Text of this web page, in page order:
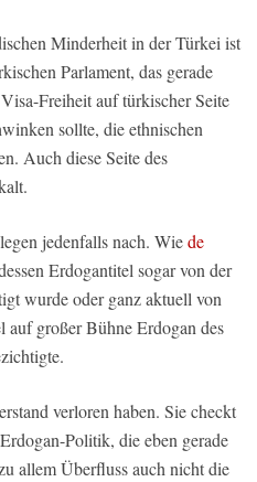
Minderheit in der Türkei ist
Parlament, das gerade
Freiheit auf türkischer Seite
sollte, die ethnischen
Auch diese Seite des
jedenfalls nach. Wiede
Erdogantitel sogar von der
wurde oder ganz aktuell von
auf großer Bühne Erdogan des
verloren haben. Sie checkt
Politik, die eben gerade
allem Überfluss auch nicht die